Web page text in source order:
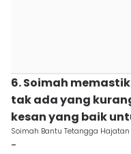
6. Soimah
tak ada yang
kesan yang baik
Soimah Bantu Tetangga
-